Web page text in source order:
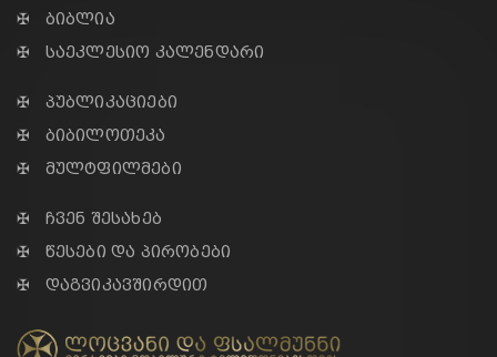
✠ ბიბლია
✠ საეკლესიო კალენდარი
✠ პუბლიკაციები
✠ ბიბილოთეკა
✠ მულტფილმები
✠ ჩვენ შესახებ
✠ წესები და პირობები
✠ დაგვიკავშირდით